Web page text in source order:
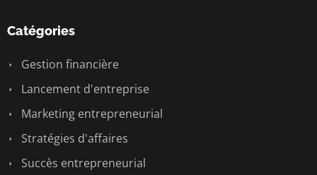
Catégories
Gestion financière
Lancement d'entreprise
Marketing entrepreneurial
Stratégies d'affaires
Succès entrepreneurial